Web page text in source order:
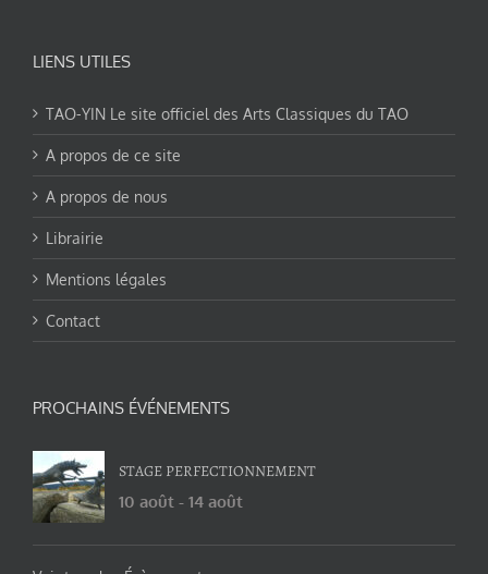
LIENS UTILES
TAO-YIN Le site officiel des Arts Classiques du TAO
A propos de ce site
A propos de nous
Librairie
Mentions légales
Contact
PROCHAINS ÉVÉNEMENTS
STAGE PERFECTIONNEMENT
10 août - 14 août